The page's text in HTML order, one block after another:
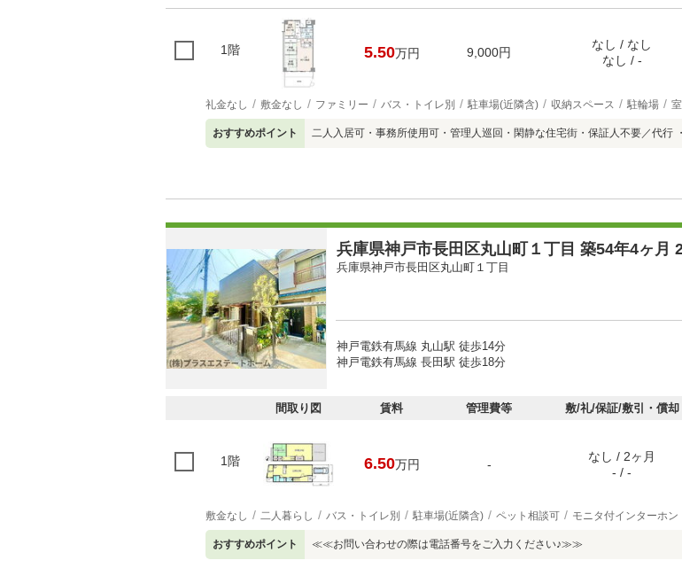
1階 5.50万円 9,000円
なし / なし
なし / -
礼金なし 敷金なし ファミリー バス・トイレ別 駐車場(近隣含) 収納スペース 駐輪場
おすすめポイント 二人入居可・事務所使用可・管理人巡回・閑静な住宅街・保証人不要／代行
兵庫県神戸市長田区丸山町１丁目 築54年4ヶ月
兵庫県神戸市長田区丸山町１丁目
神戸電鉄有馬線 丸山駅 徒歩14分
神戸電鉄有馬線 長田駅 徒歩18分
間取り図 賃料 管理費等 敷/礼/保証/敷引・償却
1階 6.50万円 -
なし / 2ヶ月
- / -
敷金なし 二人暮らし バス・トイレ別 駐車場(近隣含) ペット相談可 モニタ付インターホン
おすすめポイント ≪≪お問い合わせの際は電話番号をご入力ください♪≫≫